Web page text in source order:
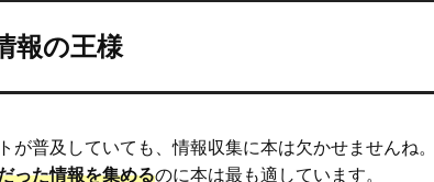
報の王様
が普及していても、情報収集に本は欠かせませんね。
った情報を集めるのに本は最も適しています。